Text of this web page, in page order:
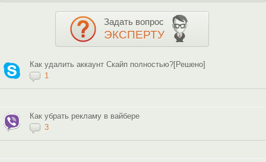
Задать вопрос
ЭКСПЕРТУ
Как удалить аккаунт Скайп полностью?[Решено]
1
Как убрать рекламу в вайбере
3